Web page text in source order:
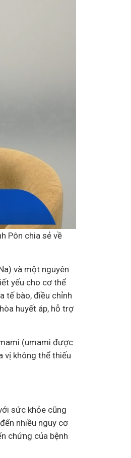
Pôn chia sẻ về
và một nguyên
yếu cho cơ thể
tế bào, điều chỉnh
huyết áp, hỗ trợ
(umami được
vị không thể thiếu
sức khỏe cũng
nhiều nguy cơ
chứng của bệnh